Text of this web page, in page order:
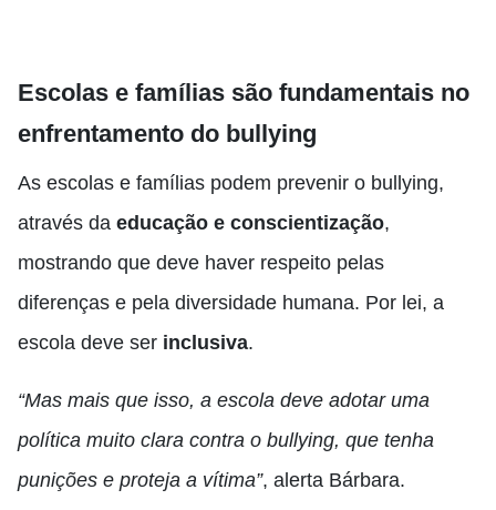
Escolas e famílias são fundamentais no
enfrentamento do bullying
As escolas e famílias podem prevenir o bullying,
através da educação e conscientização,
mostrando que deve haver respeito pelas
diferenças e pela diversidade humana. Por lei, a
escola deve ser inclusiva.
“Mas mais que isso, a escola deve adotar uma
política muito clara contra o bullying, que tenha
punições e proteja a vítima”, alerta Bárbara.